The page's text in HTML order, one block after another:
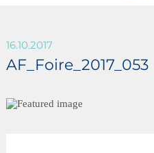
16.10.2017
AF_Foire_2017_053